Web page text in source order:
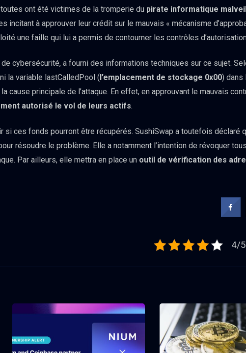
ont été victimes de la tromperie du pirate informatique
incitant à approuver leur crédit sur le mauvais « mécanisme
une faille qui lui a permis de contourner les contrôles
cybersécurité, a fourni des informations techniques sur ce sujet.
la variable lastCalledPool (l’emplacement de stockage 0x00) dans
cause principale de l’attaque. En effet, en approuvant le mauvais
autorisé le vol de leurs actifs.
ces fonds pourront être récupérés. SushiSwap a toutefois déclaré
résoudre le problème. Elle a notamment l’intention de révoquer
Par ailleurs, elle mettra en place un outil de vérification des
4/